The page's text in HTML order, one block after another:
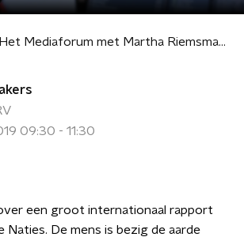
Het Mediaforum met Martha Riemsma en Margo Smit
09:30 - 11:30
een groot internationaal rapport
Naties. De mens is bezig de aarde